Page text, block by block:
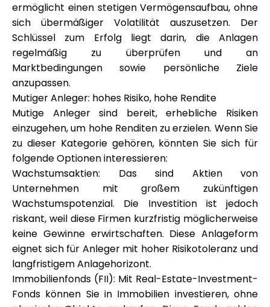
ermöglicht einen stetigen Vermögensaufbau, ohne
sich übermäßiger Volatilität auszusetzen. Der
Schlüssel zum Erfolg liegt darin, die Anlagen
regelmäßig zu überprüfen und an
Marktbedingungen sowie persönliche Ziele
anzupassen.
Mutiger Anleger: hohes Risiko, hohe Rendite
Mutige Anleger sind bereit, erhebliche Risiken
einzugehen, um hohe Renditen zu erzielen. Wenn Sie
zu dieser Kategorie gehören, könnten Sie sich für
folgende Optionen interessieren:
Wachstumsaktien: Das sind Aktien von
Unternehmen mit großem zukünftigen
Wachstumspotenzial. Die Investition ist jedoch
riskant, weil diese Firmen kurzfristig möglicherweise
keine Gewinne erwirtschaften. Diese Anlageform
eignet sich für Anleger mit hoher Risikotoleranz und
langfristigem Anlagehorizont.
Immobilienfonds (FII): Mit Real-Estate-Investment-
Fonds können Sie in Immobilien investieren, ohne